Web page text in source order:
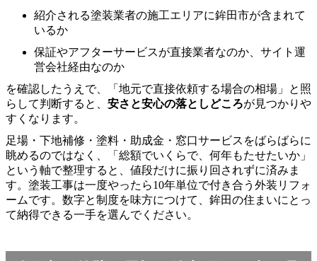
紹介される塗装業者の施工エリアに鉾田市が含まれて
いるか
保証やアフターサービスが直接業者なのか、サイト運
営会社経由なのか
を確認したうえで、「地元で直接依頼する場合の相場」と照
らして判断すると、 安さと安心の落としどころが見つかりや
すくなります。
足場・下地補修・塗料・助成金・窓口サービスをばらばらに
眺めるのではなく、「総額でいくらで、何年もたせたいか」
という軸で整理すると、値段だけに振り回されずに済みま
す。塗装工事は一度やったら10年単位で付き合う外装リフォ
ームです。数字と制度を味方につけて、鉾田の住まいにとっ
て納得できる一手を選んでください。